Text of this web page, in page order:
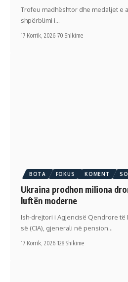
Trofeu madhështor dhe medaljet e
shpërblimi i…
17 Korrik, 2026 70 Shikime
BOTA FOKUS KOMENT
Ukraina prodhon miliona
luftën moderne
Ish-drejtori i Agjencisë Qendrore të
së (CIA), gjenerali në pension…
17 Korrik, 2026 128 Shikime